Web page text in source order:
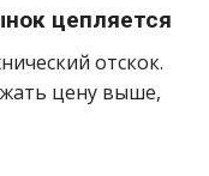
цепляется
отскок.
цену выше,